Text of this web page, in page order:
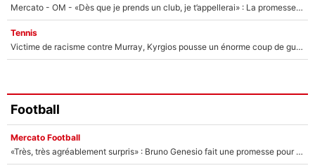
Mercato - OM - «Dès que je prends un club, je t’appellerai» : La promesse de Marcelino au moment de claquer la porte
Tennis
Victime de racisme contre Murray, Kyrgios pousse un énorme coup de gueule !
Football
Mercato Football
«Très, très agréablement surpris» : Bruno Genesio fait une promesse pour la suite du mercato de l’OM et rassure les supporters